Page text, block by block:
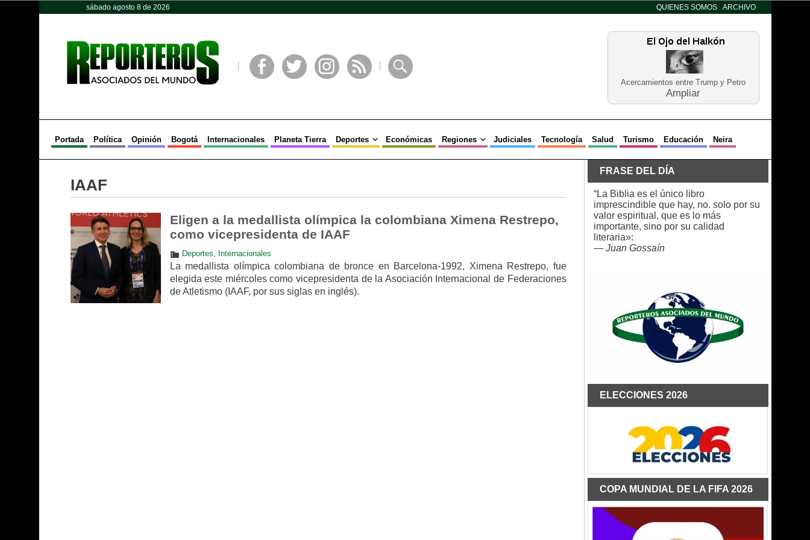
sábado agosto 8 de 2026 QUIENES SOMOS ARCHIVO
Acercamientos entre Trump y Petro
Ampliar
Portada Política Opinión Bogotá Internacionales Planeta Tierra Deportes Económicas Regiones Judiciales Tecnología Salud Turismo Educación Neira
IAAF
Eligen a la medallista olímpica la colombiana Ximena Restrepo,
como vicepresidenta de IAAF
Deportes, Internacionales
La medallista olímpica colombiana de bronce en Barcelona-1992, Ximena Restrepo, fue
elegida este miércoles como vicepresidenta de la Asociación Internacional de Federaciones
de Atletismo (IAAF, por sus siglas en inglés).
FRASE DEL DÍA
“La Biblia es el único libro
imprescindible que hay, no. solo por su
valor espiritual, que es lo más
importante, sino por su calidad
literaria»:
— Juan Gossaín
ELECCIONES 2026
COPA MUNDIAL DE LA FIFA 2026
Opinión Política